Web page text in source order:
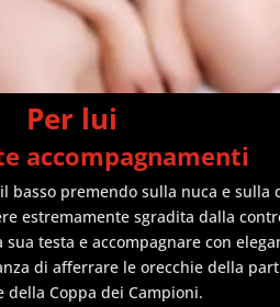
Per lui
accompagnamenti
basso premendo sulla nuca e sulla
estremamente sgradita dalla
testa e accompagnare con
di afferrare le orecchie della
della Coppa dei Campioni.